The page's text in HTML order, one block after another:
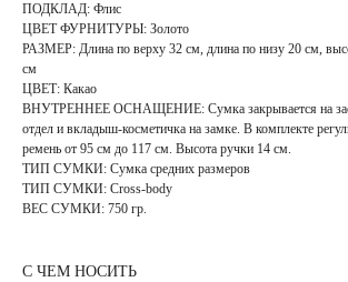
ПОДКЛАД: Флис
ЦВЕТ ФУРНИТУРЫ: Золото
РАЗМЕР: Длина по верху 32 см, длина по низу 20 см,
см
ЦВЕТ: Какао
ВНУТРЕННЕЕ ОСНАЩЕНИЕ: Сумка закрывается на
отдел и вкладыш-косметичка на замке. В комплекте
ремень от 95 см до 117 см. Высота ручки 14 см.
ТИП СУМКИ: Сумка средних размеров
ТИП СУМКИ: Cross-body
ВЕС СУМКИ: 750 гр.
С ЧЕМ НОСИТЬ